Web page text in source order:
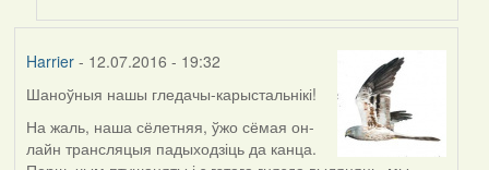
Harrier- 12.07.2016 - 19:32
Шаноўныя нашы гледачы-карыстальнікі!
На жаль, наша сёлетняя, ўжо сёмая он-
лайн трансляцыя падыходзіць да канца.